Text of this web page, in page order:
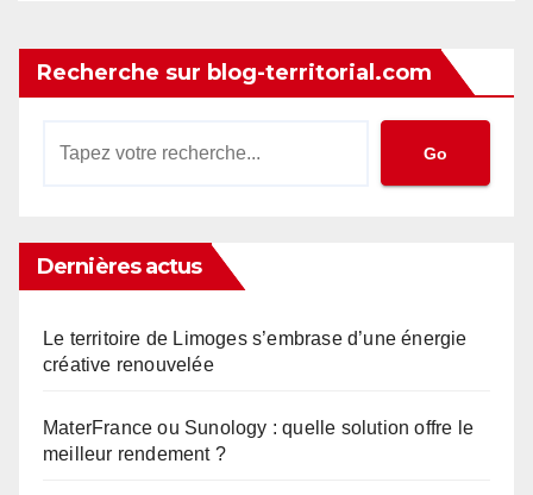
Recherche sur blog-territorial.com
Go
Dernières actus
Le territoire de Limoges s’embrase d’une énergie
créative renouvelée
MaterFrance ou Sunology : quelle solution offre le
meilleur rendement ?